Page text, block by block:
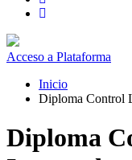
Acceso a Plataforma
Inicio
Diploma Control
Diploma